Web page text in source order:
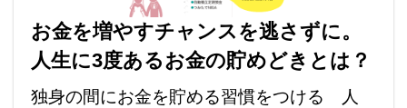
お金を増やすチャンスを逃さずに。
人生に3度あるお金の貯めどきとは？
独身の間にお金を貯める習慣をつける 人